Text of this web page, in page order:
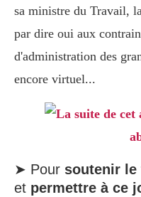
sa ministre du Travail,
par dire oui aux
d'administration des
encore virtuel...
La suite de cet
➤ Pour soutenir le
et permettre à ce